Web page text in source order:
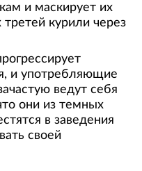
и маскирует их
курили через
и употребляющие
ведут себя
они из темных
в заведения
своей